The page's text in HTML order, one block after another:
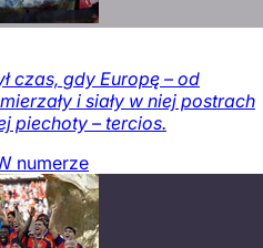
czas, gdy Europę – od
i siały w niej postrach
piechoty – tercios.
numerze